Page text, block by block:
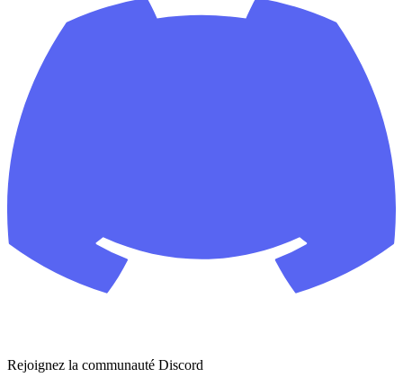
Rejoignez la communauté Discord